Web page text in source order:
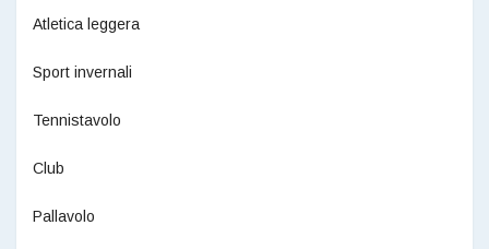
Atletica leggera
Sport invernali
Tennistavolo
Club
Pallavolo